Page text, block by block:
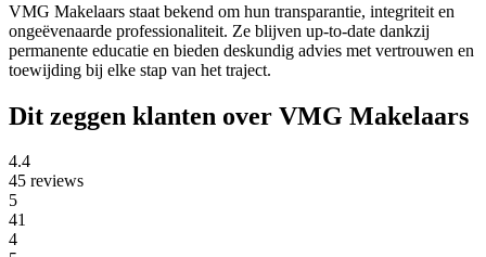
VMG Makelaars staat bekend om hun transparantie, integriteit en
ongeëvenaarde professionaliteit. Ze blijven up-to-date dankzij
permanente educatie en bieden deskundig advies met vertrouwen en
toewijding bij elke stap van het traject.
Dit zeggen klanten over VMG Makelaars
4.4
45 reviews
5
41
4